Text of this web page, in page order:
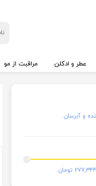
عطر و ادکلن مراقبت از مو
و آبرسان